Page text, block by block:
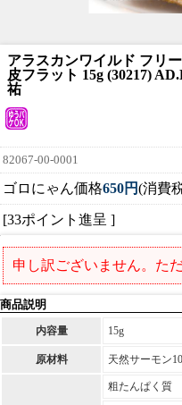
アラスカンワイルド フリ
皮フラット 15g (30217)
祐
82067-00-0001
ゴロにゃん価格650円(消費
[33ポイント進呈 ]
申し訳ございません。た
商品説明
内容量 15g
原材料 天然サーモン
粗たんぱく質